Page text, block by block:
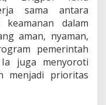
sama antara
dalam
aman, nyaman,
pemerintah
juga menyoroti
menjadi prioritas